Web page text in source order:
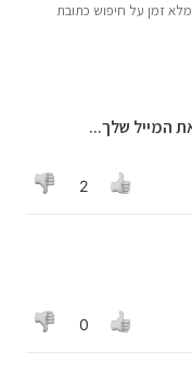
זמן על חיפוש כתובת
כל אחד שולח את קובץ
מסויים, הוא מחבר את
הממון אנשי קשר, ויותר
המייל שלך...
2
0